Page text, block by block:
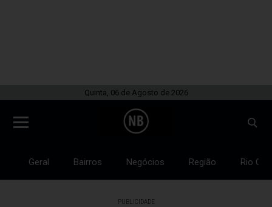
Quinta, 06 de Agosto de 2026
Geral Bairros Negócios Região Rio
PUBLICIDADE